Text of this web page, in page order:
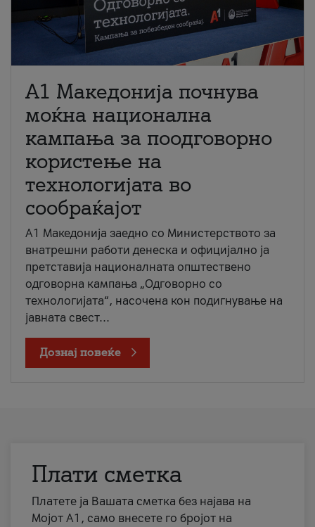
A1 Македонија почнува
моќна национална
кампања за поодговорно
користење на
технологијата во
сообраќајот
A1 Македонија заедно со Министерството за
внатрешни работи денеска и официјално ја
претставија националната општествено
одговорна кампања „Одговорно со
технологијата“, насочена кон подигнување на
јавната свест...
Дознај повеќе
Плати сметка
Платете ја Вашата сметка без најава на
Мојот А1, само внесете го бројот на